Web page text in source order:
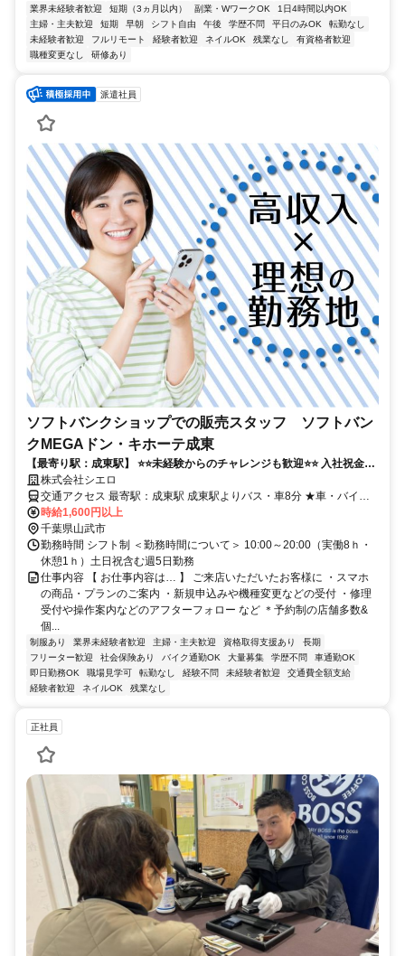
業界未経験者歓迎 短期（3ヵ月以内） 副業・WワークOK
1日4時間以内OK
主婦・主夫歓迎
短期 早朝 シフト自由 午後 学歴不問 平日のみOK
転勤なし
未経験者歓迎
フルリモート 経験者歓迎 ネイルOK 残業なし
有資格者歓迎
職種変更なし
研修あり
派遣社員
ソフトバンクショップでの販売スタッフ ソフトバン
クMEGAドン・キホーテ成東
【最寄り駅：成東駅】 ⭐️⭐️未経験からのチャレンジも歓迎⭐️⭐️ 入社祝金最
大10万円！ 高時給&手厚いサポートで長く続けられます！
株式会社シエロ
交通アクセス 最寄駅：成東駅 成東駅よりバス・車8分 ★車・バイク
通勤OK
時給1,600円以上
千葉県山武市
勤務時間 シフト制 ＜勤務時間について＞ 10:00～20:00（実働8ｈ・
休憩1ｈ）土日祝含む週5日勤務
仕事内容 【 お仕事内容は… 】 ご来店いただいたお客様に ・スマホ
の商品・プランのご案内 ・新規申込みや機種変更などの受付 ・修理
受付や操作案内などのアフターフォロー など ＊予約制の店舗多数&
個...
制服あり 業界未経験者歓迎 主婦・主夫歓迎 資格取得支援あり
長期
フリーター歓迎
社会保険あり バイク通勤OK 大量募集 学歴不問
車通勤OK
即日勤務OK
職場見学可 転勤なし 経験不問 未経験者歓迎
交通費全額支給
経験者歓迎
ネイルOK 残業なし
正社員